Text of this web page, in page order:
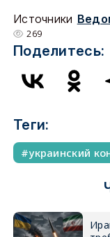
Источники
269
Поделитесь:
Теги:
украинский